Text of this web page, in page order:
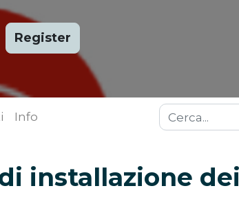
Register
Info
installazione dei